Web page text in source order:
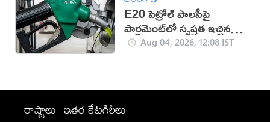
E20 పెట్రోల్ పాలసీపై
పార్లమెంట్‌లో స్పష్టత ఇచ్చిన
కేంద్రంAug 04, 2026, 12:08 IST
రాష్ట్రాలు ఇతర కేటగిరీలు